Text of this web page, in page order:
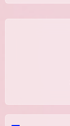
ビ
ン